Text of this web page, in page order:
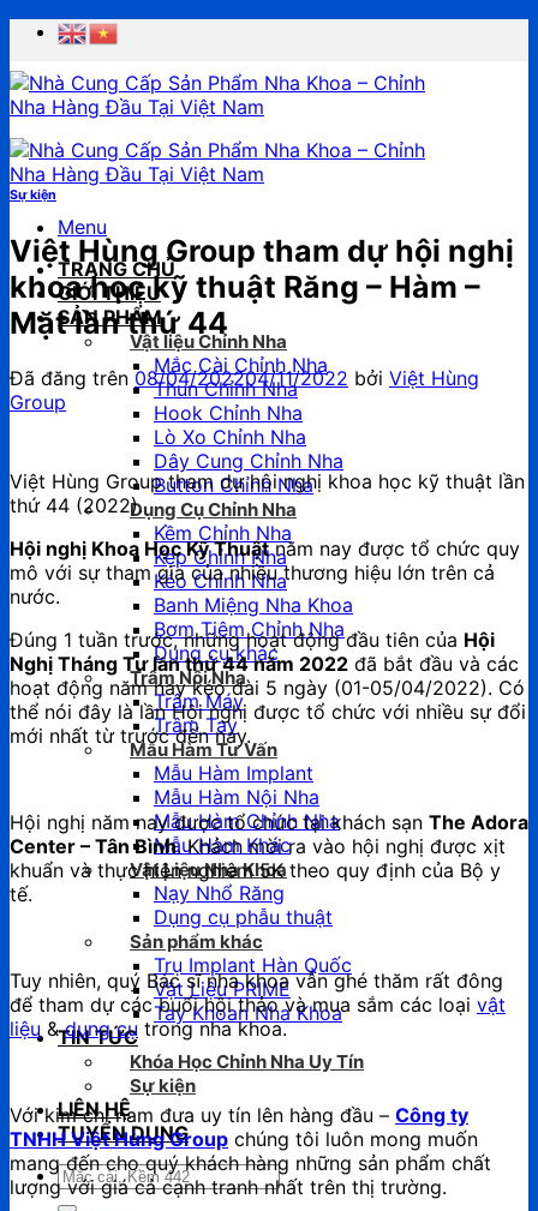
Chuyển
nội
dung
Menu
TRANG CHỦ
GIỚI THIỆU
SẢN PHẨM
Vật liệu Chỉnh Nha
Mắc Cài Chỉnh Nha
Thun Chỉnh Nha
Hook Chỉnh Nha
Lò Xo Chỉnh Nha
Dây Cung Chỉnh Nha
Button Chỉnh Nha
Dụng Cụ Chỉnh Nha
Kềm Chỉnh Nha
Kẹp Chỉnh Nha
Kéo Chỉnh Nha
Banh Miệng Nha Khoa
Bơm Tiêm Chỉnh Nha
Dụng cụ khác
Trâm Nội Nha
Trâm Máy
Trâm Tay
Mẫu Hàm Tư Vấn
Mẫu Hàm Implant
Mẫu Hàm Nội Nha
Mẫu Hàm Chỉnh Nha
Mẫu Hàm Khác
Vật Liệu Nha Khoa
Nạy Nhổ Răng
Dụng cụ phẫu thuật
Sản phẩm khác
Trụ Implant Hàn Quốc
Vật Liệu PRIME
Tay Khoan Nha Khoa
TIN TỨC
Khóa Học Chỉnh Nha Uy Tín
Sự kiện
LIÊN HỆ
TUYỂN DỤNG
Tìm
kiếm:
Sự kiện
Việt Hùng Group tham dự hội nghị
khoa học kỹ thuật Răng – Hàm –
Mặt lần thứ 44
Đã đăng trên08/04/202204/11/2022 bởi Việt Hùng
Group
Việt Hùng Group tham dự hội nghị khoa học kỹ thuật lần
thứ 44 (2022).
Hội nghị Khoa Học Kỹ Thuậtnăm nay được tổ chức quy
mô với sự tham gia của nhiều thương hiệu lớn trên cả
nước.
Đúng 1 tuần trước, những hoạt động đầu tiên của Hội
Nghị Tháng Tư lần thứ 44 năm 2022 đã bắt đầu và các
hoạt động năm nay kéo dài 5 ngày (01-05/04/2022). Có
thể nói đây là lần Hội nghị được tổ chức với nhiều sự đổi
mới nhất từ trước đến nay.
Hội nghị năm nay được tổ chức tại khách sạn The Adora
Center – Tân Bình. Khách mời ra vào hội nghị được xịt
khuẩn và thực hiện nghiêm 5K theo quy định của Bộ y
tế.
Tuy nhiên, quý Bác sĩ nha khoa vẫn ghé thăm rất đông
để tham dự các buổi hội thảo và mua sắm các loại vật
liệu &dụng cụ trong nha khoa.
Với kim chỉ nam đưa uy tín lên hàng đầu – Công ty
TNHH Việt Hùng Group chúng tôi luôn mong muốn
mang đến cho quý khách hàng những sản phẩm chất
lượng với giá cả cạnh tranh nhất trên thị trường.